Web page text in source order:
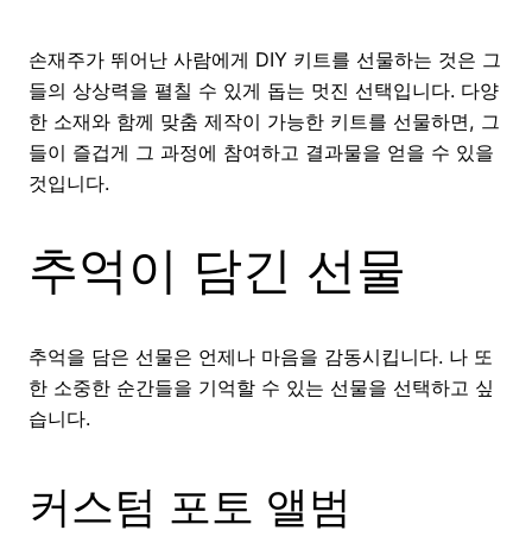
손재주가 뛰어난 사람에게 DIY 키트를 선물하는 것은 그
들의 상상력을 펼칠 수 있게 돕는 멋진 선택입니다. 다양
한 소재와 함께 맞춤 제작이 가능한 키트를 선물하면, 그
들이 즐겁게 그 과정에 참여하고 결과물을 얻을 수 있을
것입니다.
추억이 담긴 선물
추억을 담은 선물은 언제나 마음을 감동시킵니다. 나 또
한 소중한 순간들을 기억할 수 있는 선물을 선택하고 싶
습니다.
커스텀 포토 앨범